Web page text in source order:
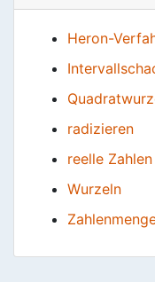
Heron-
radizieren
reelle Zahlen
Wurzeln